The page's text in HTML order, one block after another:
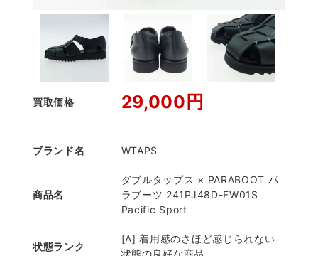
買取価格 29,000円
ブランド名 WTAPS
商品名
ダブルタップス × PARABOOT パ
ラブーツ 241PJ48D-FW01S
Pacific Sport
状態ランク
[A] 着用感のさほど感じられない
状態の良好な商品